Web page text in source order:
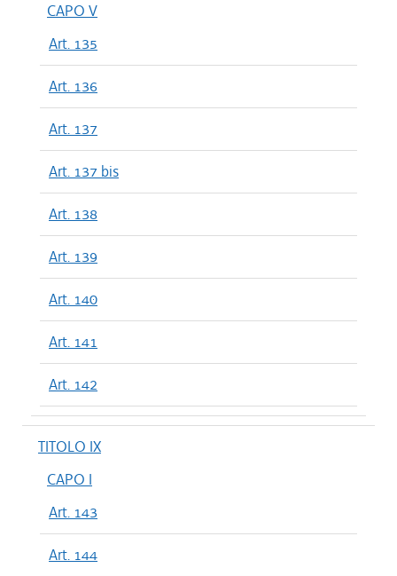
CAPO V
Art. 135
Art. 136
Art. 137
Art. 137 bis
Art. 138
Art. 139
Art. 140
Art. 141
Art. 142
TITOLO IX
CAPO I
Art. 143
Art. 144